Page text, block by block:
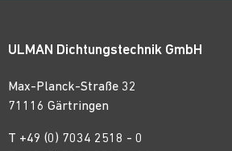
ULMAN Dichtungstechnik GmbH
Max-Planck-Straße 32
71116 Gärtringen
T +49 (0) 7034 2518 - 0